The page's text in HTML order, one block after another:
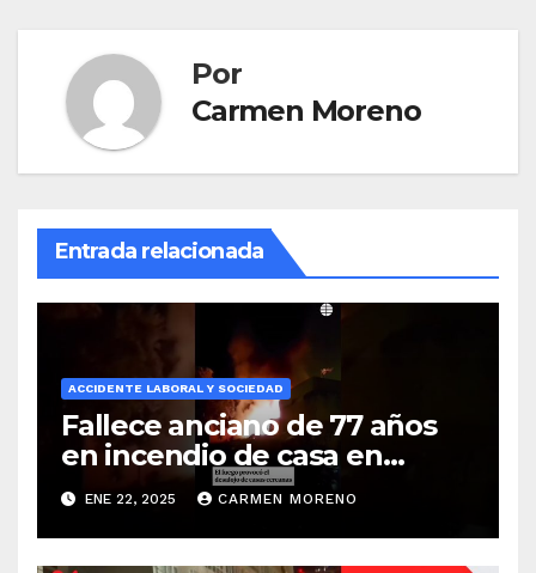
Por
Carmen Moreno
Entrada relacionada
ACCIDENTE LABORAL Y SOCIEDAD
Fallece anciano de 77 años
en incendio de casa en
Algeciras
ENE 22, 2025 CARMEN MORENO